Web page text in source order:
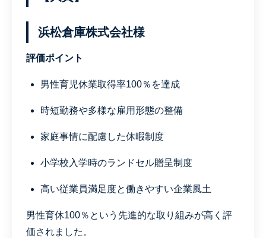
浜松倉庫株式会社様
評価ポイント
男性育児休業取得率100％を達成
時短勤務や多様な雇用形態の整備
家庭事情に配慮した休暇制度
小学校入学時のランドセル贈呈制度
高い従業員満足度と働きやすい企業風土
男性育休100％という先進的な取り組みが高く評
価されました。